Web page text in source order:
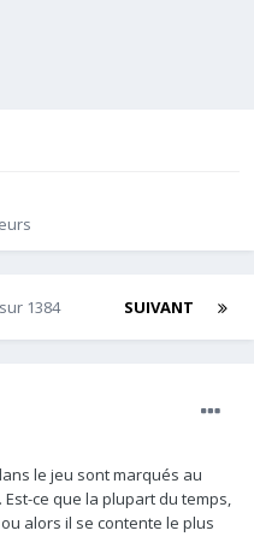
SUIVANT
1384
le jeu sont marqués au
ce que la plupart du temps,
alors il se contente le plus